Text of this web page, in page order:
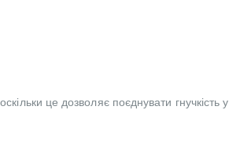
це дозволяє поєднувати гнучкість у